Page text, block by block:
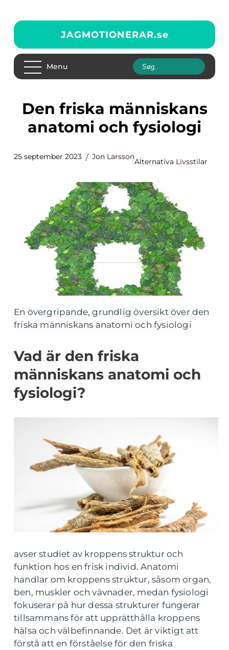
JAGMOTIONERAR.se
Menu
Den friska människans
anatomi och fysiologi
25 september 2023 Jon Larsson
Alternativa Livsstilar
En övergripande, grundlig översikt över den
friska människans anatomi och fysiologi
Vad är den friska
människans anatomi och
fysiologi?
avser studiet av kroppens struktur och
funktion hos en frisk individ. Anatomi
handlar om kroppens struktur, såsom organ,
ben, muskler och vävnader, medan fysiologi
fokuserar på hur dessa strukturer fungerar
tillsammans för att upprätthålla kroppens
hälsa och välbefinnande. Det är viktigt att
förstå att en förståelse för den friska